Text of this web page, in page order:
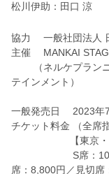
松川伊助：田口 涼
協力 一般社団法人
主催 MANKAI
（ネルケプランニ
テインメント）
一般発売日 2023年
チケット料金 （全席
【東京・東
S席：10,800円
席：8,800円／見切席